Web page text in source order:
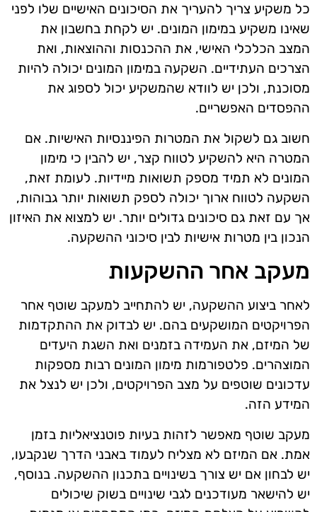
כל משקיע צריך להעריך את הסיכונים האישיים שלו לפני
שאינו משקיע במימון המונים. יש לקחת בחשבון את
המצב הכלכלי האישי, את ההכנסות וההוצאות, ואת
הצרכים העתידיים. השקעה במימון המונים יכולה להיות
מסוכנת, ולכן יש לוודא שהמשקיע יכול לספוג את
ההפסדים האפשריים.
חשוב גם לשקול את המטרות הפיננסיות האישיות. אם
המטרה היא להשקיע לטווח קצר, יש להבין כי מימון
המונים לא תמיד מספק תשואות מיידיות. לעומת זאת,
השקעה לטווח ארוך יכולה לספק תשואות יותר גבוהות,
אך עם זאת גם סיכונים גדולים יותר. יש למצוא את האיזון
הנכון בין מטרות אישיות לבין סיכוני ההשקעה.
מעקב אחר ההשקעות
לאחר ביצוע ההשקעה, יש להתחייב למעקב שוטף אחר
הפרויקטים המושקעים בהם. יש לבדוק את ההתקדמות
של המיזם, את העמידה בזמנים ואת השגת היעדים
המוצהרים. פלטפורמות מימון המונים רבות מספקות
עדכונים שוטפים על מצב הפרויקטים, ולכן יש לנצל את
המידע הזה.
מעקב שוטף מאפשר לזהות בעיות פוטנציאליות בזמן
אמת. אם המיזם לא מצליח לעמוד באבני הדרך שנקבעו,
יש לבחון אם יש צורך בשינויים בתכנון ההשקעה. בנוסף,
יש להישאר מעודכנים לגבי שינויים בשוק שיכולים